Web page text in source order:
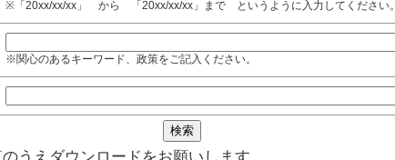
※「20xx/xx/xx」 から 「20xx/xx/xx」まで というように入力してください。
※関心のあるキーワード、政策をご記入ください。